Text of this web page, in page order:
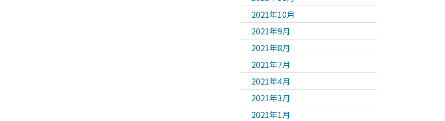
2021年10月
2021年9月
2021年8月
2021年7月
2021年4月
2021年3月
2021年1月